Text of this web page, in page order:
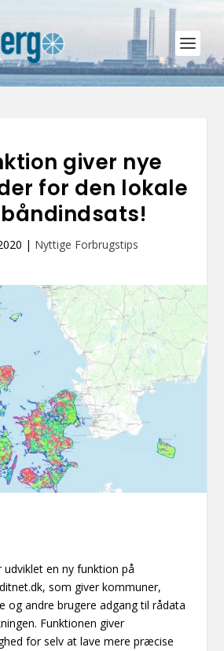
giver nye
for den lokale
| Nyttige Forbrugstips
udviklet en ny funktion på
som giver kommuner,
og andre brugere adgang til rådata
Funktionen giver
for selv at lave mere præcise